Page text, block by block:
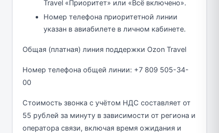
Travel «Приоритет» или «Всё включено».
Номер телефона приоритетной линии
указан в авиабилете в личном кабинете.
Общая (платная) линия поддержки Ozon Travel
Номер телефона общей линии: +7 809 505-34-
00
Стоимость звонка с учётом НДС составляет от
55 рублей за минуту в зависимости от региона и
оператора связи, включая время ожидания и